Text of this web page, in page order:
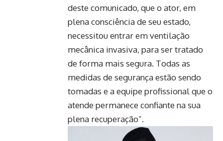
deste comunicado, que o ator, em
plena consciência de seu estado,
necessitou entrar em ventilação
mecânica invasiva, para ser tratado
de forma mais segura. Todas as
medidas de segurança estão sendo
tomadas e a equipe profissional que o
atende permanece confiante na sua
plena recuperação”.